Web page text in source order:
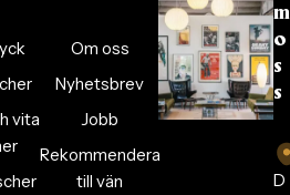
vita
Om oss
Nyhetsbrev
Jobb
Rekommendera
till vän
m
o
s
s
D